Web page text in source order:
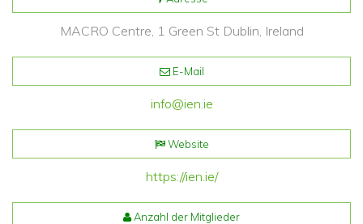
MACRO Centre, 1 Green St Dublin, Ireland
E-Mail
info@ien.ie
Website
https://ien.ie/
Anzahl der Mitglieder